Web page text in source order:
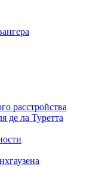
расстройства
де ла Туретта